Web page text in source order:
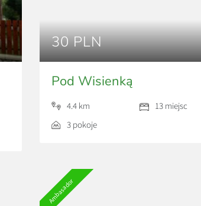
30 PLN
Pod Wisienką
4.4 km
13 miejsc
3 pokoje
Ambasador